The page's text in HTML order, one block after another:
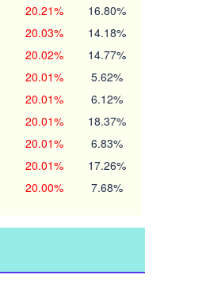
20.21% 16.80%
20.03% 14.18%
20.02% 14.77%
20.01% 5.62%
20.01% 6.12%
20.01% 18.37%
20.01% 6.83%
20.01% 17.26%
20.00% 7.68%